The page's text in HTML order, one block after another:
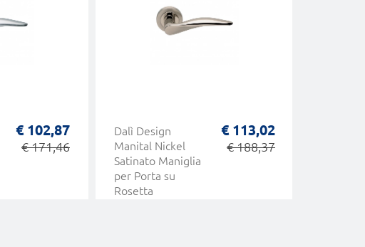
€ 102,87
€ 171,46
Dalì Design
Manital Nickel
Satinato Maniglia
per Porta su
Rosetta
€ 113,02
€ 188,37